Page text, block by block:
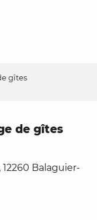
gîtes
de gîtes
Balaguier-